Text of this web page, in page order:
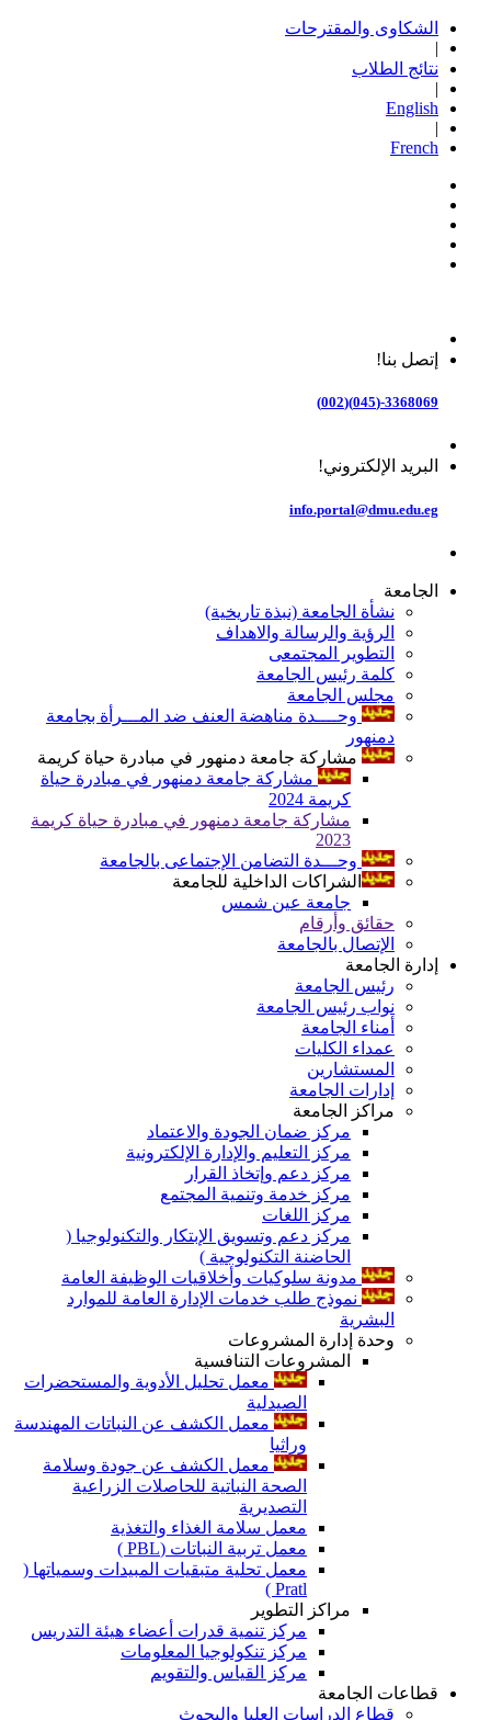
الشكاوى والمقترحات
|
نتائج الطلاب
|
English
|
French
إتصل بنا!
3368069-(045)(002)
البريد الإلكتروني!
info.portal@dmu.edu.eg
الجامعة
نشأة الجامعة (نبذة تاريخية)
الرؤية والرسالة والاهداف
التطوير المجتمعى
كلمة رئيس الجامعة
مجلس الجامعة
وحــــدة مناهضة العنف ضد المـــرأة بجامعة
دمنهور
مشاركة جامعة دمنهور في مبادرة حياة كريمة
مشاركة جامعة دمنهور في مبادرة حياة
كريمة 2024
مشاركة جامعة دمنهور في مبادرة حياة كريمة
2023
وحـــدة التضامن الإجتماعى بالجامعة
الشراكات الداخلية للجامعة
جامعة عين شمس
حقائق وأرقام
الإتصال بالجامعة
إدارة الجامعة
رئيس الجامعة
نواب رئيس الجامعة
أمناء الجامعة
عمداء الكليات
المستشارين
إدارات الجامعة
مراكز الجامعة
مركز ضمان الجودة والاعتماد
مركز التعليم والإدارة الإلكترونية
مركز دعم وإتخاذ القرار
مركز خدمة وتنمية المجتمع
مركز اللغات
مركز دعم وتسويق الإبتكار والتكنولوجيا (
الحاضنة التكنولوجية )
مدونة سلوكيات وأخلاقيات الوظيفة العامة
نموذج طلب خدمات الإدارة العامة للموارد
البشرية
وحدة إدارة المشروعات
المشروعات التنافسية
معمل تحليل الأدوية والمستحضرات
الصيدلية
معمل الكشف عن النباتات المهندسة
وراثيا
معمل الكشف عن جودة وسلامة
الصحة النباتية للحاصلات الزراعية
التصديرية
معمل سلامة الغذاء والتغذية
معمل تربية النباتات (PBL )
معمل تحلية متبقيات المبيدات وسمياتها (
Pratl )
مراكز التطوير
مركز تنمية قدرات أعضاء هيئة التدريس
مركز تنكولوجيا المعلومات
مركز القياس والتقويم
قطاعات الجامعة
قطاع الدراسات العليا والبحوث